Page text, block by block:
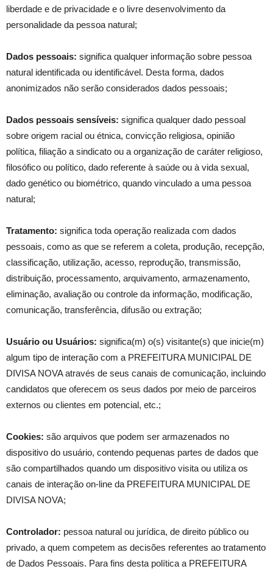
liberdade e de privacidade e o livre desenvolvimento da
personalidade da pessoa natural;
Dados pessoais: significa qualquer informação sobre pessoa
natural identificada ou identificável. Desta forma, dados
anonimizados não serão considerados dados pessoais;
Dados pessoais sensíveis: significa qualquer dado pessoal
sobre origem racial ou étnica, convicção religiosa, opinião
política, filiação a sindicato ou a organização de caráter religioso,
filosófico ou político, dado referente à saúde ou à vida sexual,
dado genético ou biométrico, quando vinculado a uma pessoa
natural;
Tratamento: significa toda operação realizada com dados
pessoais, como as que se referem a coleta, produção, recepção,
classificação, utilização, acesso, reprodução, transmissão,
distribuição, processamento, arquivamento, armazenamento,
eliminação, avaliação ou controle da informação, modificação,
comunicação, transferência, difusão ou extração;
Usuário ou Usuários: significa(m) o(s) visitante(s) que inicie(m)
algum tipo de interação com a PREFEITURA MUNICIPAL DE
DIVISA NOVA através de seus canais de comunicação, incluindo
candidatos que oferecem os seus dados por meio de parceiros
externos ou clientes em potencial, etc.;
Cookies: são arquivos que podem ser armazenados no
dispositivo do usuário, contendo pequenas partes de dados que
são compartilhados quando um dispositivo visita ou utiliza os
canais de interação on-line da PREFEITURA MUNICIPAL DE
DIVISA NOVA;
Controlador: pessoa natural ou jurídica, de direito público ou
privado, a quem competem as decisões referentes ao tratamento
de Dados Pessoais. Para fins desta política a PREFEITURA